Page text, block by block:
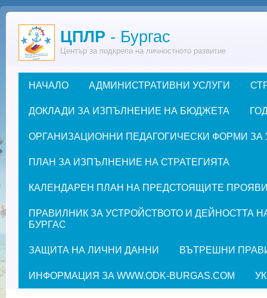
Премини към основното съдържание
ЦПЛР - Бургас
Център за подкрепа на личностното развитие
Основно меню
НАЧАЛО АДМИНИСТРАТИВНИ УСЛУГИ
ДОКЛАДИ ЗА ИЗПЪЛНЕНИЕ НА БЮДЖЕТА
ОРГАНИЗАЦИОННИ ПЕДАГОГИЧЕСКИ ФОРМИ ЗА
ПЛАН ЗА ИЗПЪЛНЕНИЕ НА СТРАТЕГИЯТА
КАЛЕНДАРЕН ПЛАН НА ПРЕДСТОЯЩИТЕ ПРОЯВИ
ПРАВИЛНИК ЗА УСТРОЙСТВОТО И ДЕЙНОСТТА
БУРГАС
ЗАЩИТА НА ЛИЧНИ ДАННИ ВЪТРЕШНИ
ИНФОРМАЦИЯ ЗА WWW.ODK-BURGAS.COM